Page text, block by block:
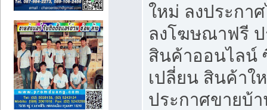
ใหม่ ลงประกา
ลงโฆษณาฟรี
สินค้าออนไลน์
เปลี่ยน สินค้าใ
ประกาศขายบ้